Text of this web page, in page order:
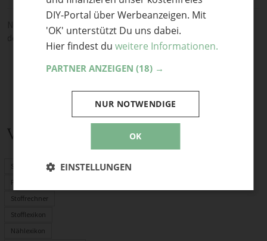
Noch keine Kommentare — sei die Erste oder der Erste und teile
deine Meinung.
Verwandte Themen
Schnittmuster
PDF-Schnittmuster
Stoffrechner
Stofflexikon
Nählexikon
DIY-Portal über Werbeanzeigen. Mit
'OK' unterstützt Du uns dabei.
Hier findest du weitere Informationen.
PARTNER ANZEIGEN (18) →
OK
NUR NOTWENDIGE
EINSTELLUNGEN